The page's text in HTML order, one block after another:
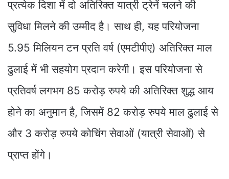
प्रत्येक दिशा में दो अतिरिक्त यात्री ट्रेनें चलने की
सुविधा मिलने की उम्मीद है। साथ ही, यह परियोजना
5.95 मिलियन टन प्रति वर्ष (एमटीपीए) अतिरिक्त माल
ढुलाई में भी सहयोग प्रदान करेगी। इस परियोजना से
प्रतिवर्ष लगभग 85 करोड़ रुपये की अतिरिक्त शुद्ध आय
होने का अनुमान है, जिसमें 82 करोड़ रुपये माल ढुलाई से
और 3 करोड़ रुपये कोचिंग सेवाओं (यात्री सेवाओं) से
प्राप्त होंगे।